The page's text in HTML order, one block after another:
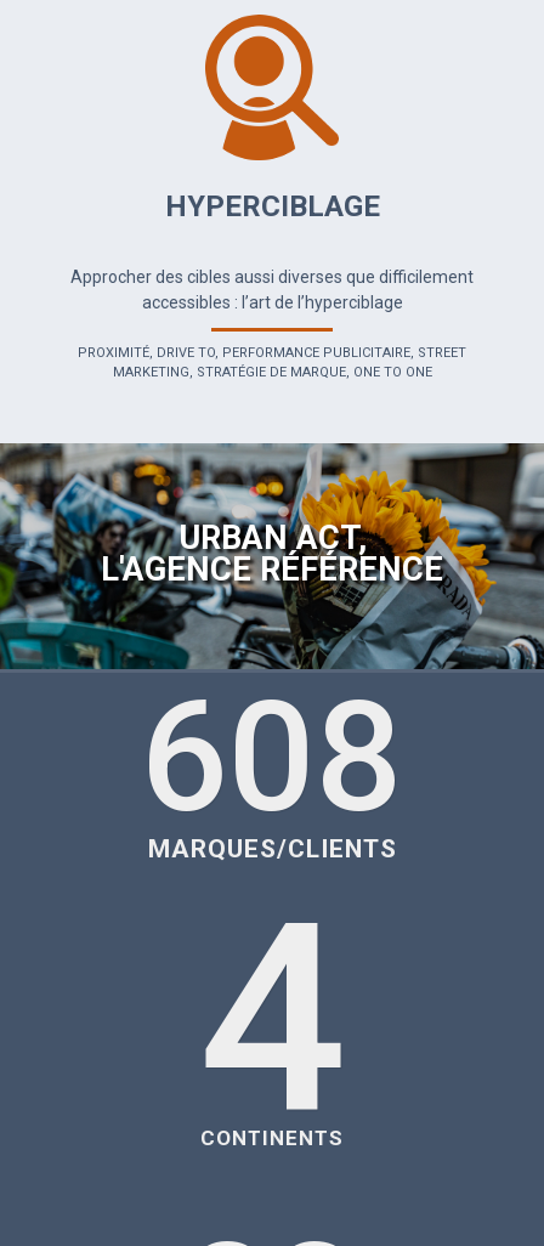
HYPERCIBLAGE
Approcher des cibles aussi diverses que difficilement
accessibles : l’art de l’hyperciblage
PROXIMITÉ, DRIVE TO, PERFORMANCE PUBLICITAIRE, STREET
MARKETING, STRATÉGIE DE MARQUE, ONE TO ONE
URBAN ACT,
L'AGENCE RÉFÉRENCE
608
MARQUES/CLIENTS
4
CONTINENTS